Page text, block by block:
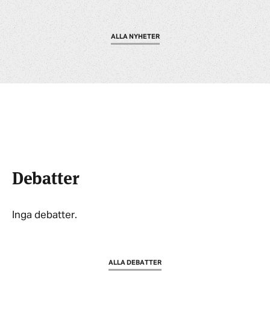
ALLA NYHETER
Debatter
Inga debatter.
ALLA DEBATTER